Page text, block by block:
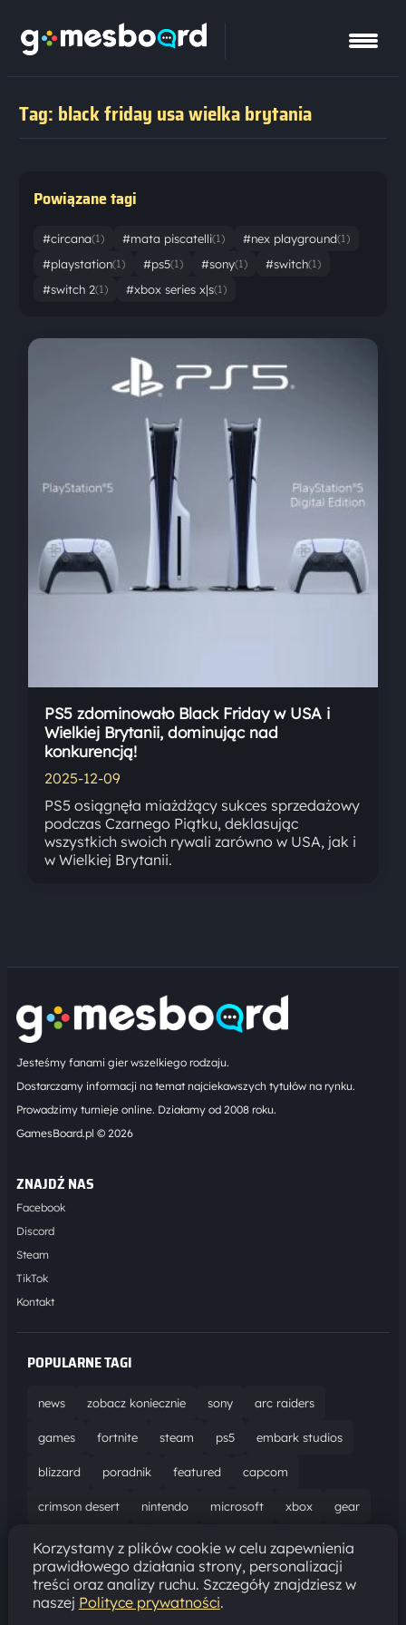
Tag: black friday usa wielka brytania
Powiązane tagi
#circana(1) #mata piscatelli(1) #nex playground(1)
#playstation(1) #ps5(1) #sony(1) #switch(1)
#switch 2(1) #xbox series x|s(1)
PS5 zdominowało Black Friday w USA i
Wielkiej Brytanii, dominując nad
konkurencją!
2025-12-09
PS5 osiągnęła miażdżący sukces sprzedażowy
podczas Czarnego Piątku, deklasując
wszystkich swoich rywali zarówno w USA, jak i
w Wielkiej Brytanii.
Jesteśmy fanami gier wszelkiego rodzaju.
Dostarczamy informacji na temat najciekawszych tytułów na rynku.
Prowadzimy turnieje online. Działamy od 2008 roku.
GamesBoard.pl © 2026
ZNAJDŹ NAS
Facebook
Discord
Steam
TikTok
Kontakt
POPULARNE TAGI
news zobacz koniecznie sony arc raiders
games fortnite steam ps5 embark studios
blizzard poradnik featured capcom
crimson desert nintendo microsoft xbox gear
world of warcraft solucja marathon ubisoft
bungie recenzja resident evil requiem gaming
aktualizacja pc epic games
Korzystamy z plików cookie w celu zapewnienia
prawidłowego działania strony, personalizacji
treści oraz analizy ruchu. Szczegóły znajdziesz w
naszej Polityce prywatności.